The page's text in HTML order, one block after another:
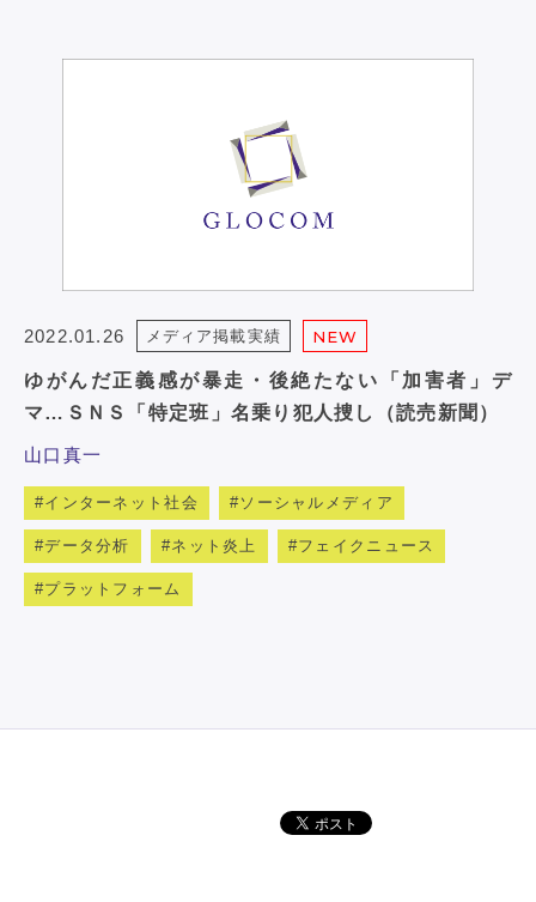
2022.01.26 メディア掲載実績 NEW
ゆがんだ正義感が暴走・後絶たない「加害者」デ
マ…ＳＮＳ「特定班」名乗り犯人捜し（読売新聞）
山口真一
インターネット社会 ソーシャルメディア
データ分析 ネット炎上 フェイクニュース
プラットフォーム